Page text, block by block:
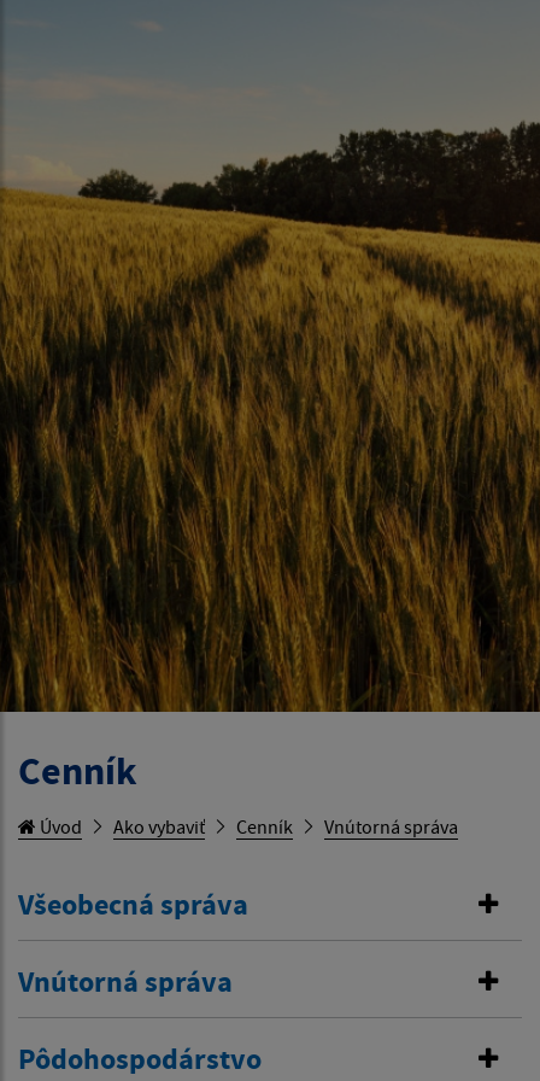
Cenník
Úvod Ako vybaviť Cenník Vnútorná správa
Všeobecná správa
Vnútorná správa
Pôdohospodárstvo